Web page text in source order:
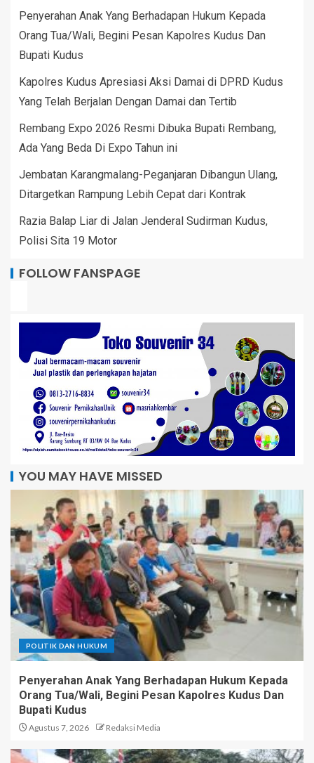
Penyerahan Anak Yang Berhadapan Hukum Kepada
Orang Tua/Wali, Begini Pesan Kapolres Kudus Dan
Bupati Kudus
Kapolres Kudus Apresiasi Aksi Damai di DPRD Kudus
Yang Telah Berjalan Dengan Damai dan Tertib
Rembang Expo 2026 Resmi Dibuka Bupati Rembang,
Ada Yang Beda Di Expo Tahun ini
Jembatan Karangmalang-Peganjaran Dibangun Ulang,
Ditargetkan Rampung Lebih Cepat dari Kontrak
Razia Balap Liar di Jalan Jenderal Sudirman Kudus,
Polisi Sita 19 Motor
FOLLOW FANSPAGE
YOU MAY HAVE MISSED
POLITIK DAN HUKUM
Penyerahan Anak Yang Berhadapan Hukum Kepada
Orang Tua/Wali, Begini Pesan Kapolres Kudus Dan
Bupati Kudus
Agustus 7, 2026 Redaksi Media